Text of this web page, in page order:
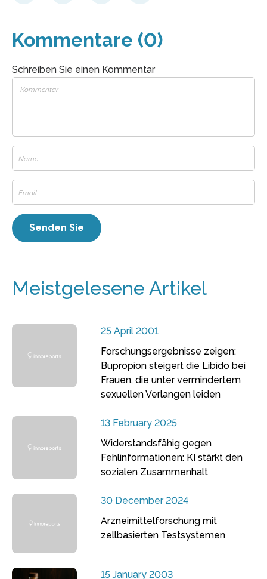
Kommentare (0)
Schreiben Sie einen Kommentar
Meistgelesene Artikel
25 April 2001
Forschungsergebnisse zeigen:
Bupropion steigert die Libido bei
Frauen, die unter vermindertem
sexuellen Verlangen leiden
13 February 2025
Widerstandsfähig gegen
Fehlinformationen: KI stärkt den
sozialen Zusammenhalt
30 December 2024
Arzneimittelforschung mit
zellbasierten Testsystemen
15 January 2003